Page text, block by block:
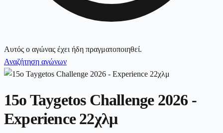
Αυτός ο αγώνας έχει ήδη πραγματοποιηθεί.
Αναζήτηση αγώνων
15o Taygetos Challenge 2026 -
Experience 22χλμ